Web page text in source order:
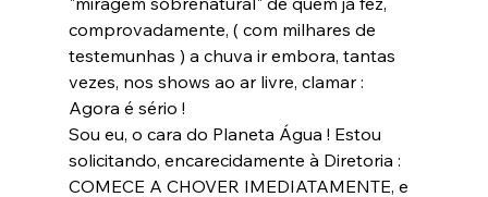
comprovadamente, ( com milhares de
testemunhas ) a chuva ir embora, tantas
vezes, nos shows ao ar livre, clamar :
Agora é sério !
Sou eu, o cara do Planeta Água ! Estou
solicitando, encarecidamente à Diretoria :
COMECE A CHOVER IMEDIATAMENTE, e